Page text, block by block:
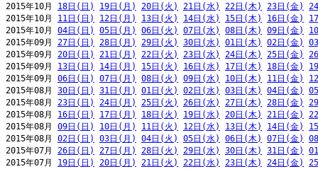
2015年10月 18日(日) 19日(月) 20日(火) 21日(水) 22日(木) 23日(金)
2015年10月 11日(日) 12日(月) 13日(火) 14日(水) 15日(木) 16日(金)
2015年10月 04日(日) 05日(月) 06日(火) 07日(水) 08日(木) 09日(金)
2015年09月 27日(日) 28日(月) 29日(火) 30日(水) 01日(木) 02日(金)
2015年09月 20日(日) 21日(月) 22日(火) 23日(水) 24日(木) 25日(金)
2015年09月 13日(日) 14日(月) 15日(火) 16日(水) 17日(木) 18日(金)
2015年09月 06日(日) 07日(月) 08日(火) 09日(水) 10日(木) 11日(金)
2015年08月 30日(日) 31日(月) 01日(火) 02日(水) 03日(木) 04日(金)
2015年08月 23日(日) 24日(月) 25日(火) 26日(水) 27日(木) 28日(金)
2015年08月 16日(日) 17日(月) 18日(火) 19日(水) 20日(木) 21日(金)
2015年08月 09日(日) 10日(月) 11日(火) 12日(水) 13日(木) 14日(金)
2015年08月 02日(日) 03日(月) 04日(火) 05日(水) 06日(木) 07日(金)
2015年07月 26日(日) 27日(月) 28日(火) 29日(水) 30日(木) 31日(金)
2015年07月 19日(日) 20日(月) 21日(火) 22日(水) 23日(木) 24日(金)